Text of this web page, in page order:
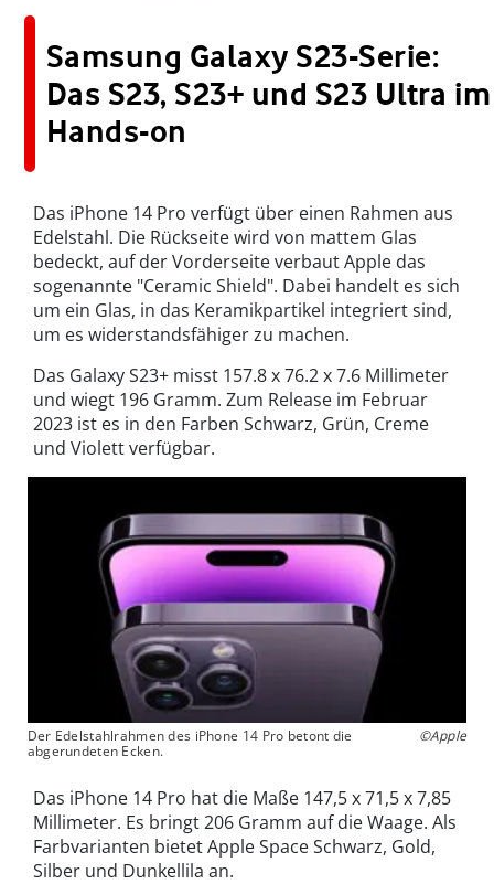
Samsung Galaxy S23-Serie:
Das S23, S23+ und S23 Ultra im
Hands-on
Das iPhone 14 Pro verfügt über einen Rahmen aus
Edelstahl. Die Rückseite wird von mattem Glas
bedeckt, auf der Vorderseite verbaut Apple das
sogenannte "Ceramic Shield". Dabei handelt es sich
um ein Glas, in das Keramikpartikel integriert sind,
um es widerstandsfähiger zu machen.
Das Galaxy S23+ misst 157.8 x 76.2 x 7.6 Millimeter
und wiegt 196 Gramm. Zum Release im Februar
2023 ist es in den Farben Schwarz, Grün, Creme
und Violett verfügbar.
Der Edelstahlrahmen des iPhone 14 Pro betont die
abgerundeten Ecken.
©Apple
Das iPhone 14 Pro hat die Maße 147,5 x 71,5 x 7,85
Millimeter. Es bringt 206 Gramm auf die Waage. Als
Farbvarianten bietet Apple Space Schwarz, Gold,
Silber und Dunkellila an.